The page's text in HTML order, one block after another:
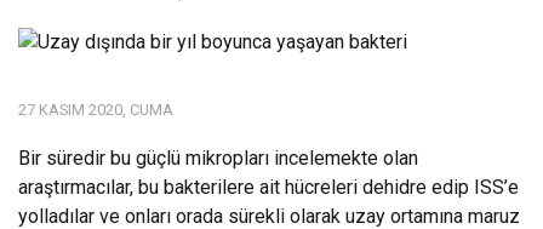
27 KASIM 2020, CUMA
Bir süredir bu güçlü mikropları incelemekte olan
araştırmacılar, bu bakterilere ait hücreleri dehidre edip ISS’e
yolladılar ve onları orada sürekli olarak uzay ortamına maruz